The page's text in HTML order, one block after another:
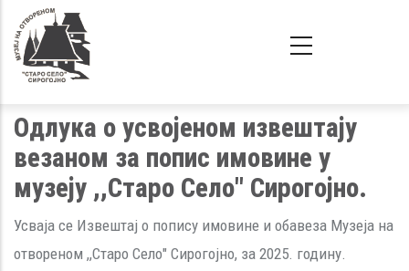
Одлука о усвојеном извештају
везаном за попис имовине у
музеју ,,Старо Село" Сирогојно.
Усваја се Извештај о попису имовине и обавеза Музеја на
отвореном ,,Старо Село" Сирогојно, за 2025. годину.